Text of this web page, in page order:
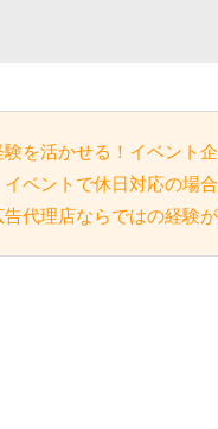
を活かせる！イベント
ベントで休日対応の場
代理店ならではの経験